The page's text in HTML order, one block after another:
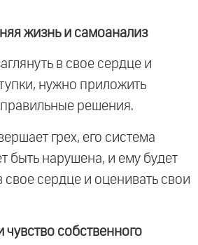
жизнь и самоанализ
в свое сердце и
нужно приложить
решения.
грех, его система
быть нарушена, и ему будет
свое сердце и оценивать свои
чувство собственного